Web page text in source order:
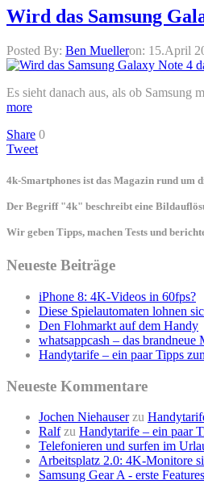
Wird das Samsung
Posted By: Ben Muelleron: 15.April
Es sieht danach aus, als ob
more
Share 0
Tweet
4k-Smartphones ist das Magazin rund um
Der Begriff "4k" beschreibt eine
Wir geben Tipps, machen Tests und
Neueste Beiträge
iPhone 8: 4K-Videos in 60fps?
Diese Spielautomaten lohnen
Den Flohmarkt auf dem Handy
whatsappcash – das
Handytarife – ein paar Tipps
Neueste Kommentare
Jochen Niehauserzu
Ralfzu Handytarife – ein paar
Telefonieren und surfen im
Arbeitsplatz 2.0: 4K-Monitore
Samsung Gear A - erste